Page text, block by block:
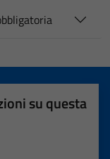
su questa